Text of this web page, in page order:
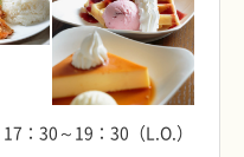
：30～19：30（L.O.）